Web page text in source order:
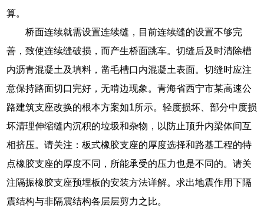
算。
桥面连续就需设置连续缝，目前连续缝的设置不够完
善，致使连续缝破损，而产生桥面跳车。切缝后及时清除槽
内沥青混凝土及填料，凿毛槽口内混凝土表面。切缝时应注
意保持路面切口完好，无啃边现象。青海省西宁市某高速公
路建筑支座改换的根本方案如1所示。轻度损坏、部分中度损
坏清理伸缩缝内沉积的垃圾和杂物，以防止顶升内梁体间互
相挤压。请关注：板式橡胶支座的厚度选择和路基工程的特
点橡胶支座的厚度不同，所能承受的压力也是不同的。请关
注隔振橡胶支座预埋板的安装方法详解。求出地震作用下隔
震结构与非隔震结构各层层剪力之比。